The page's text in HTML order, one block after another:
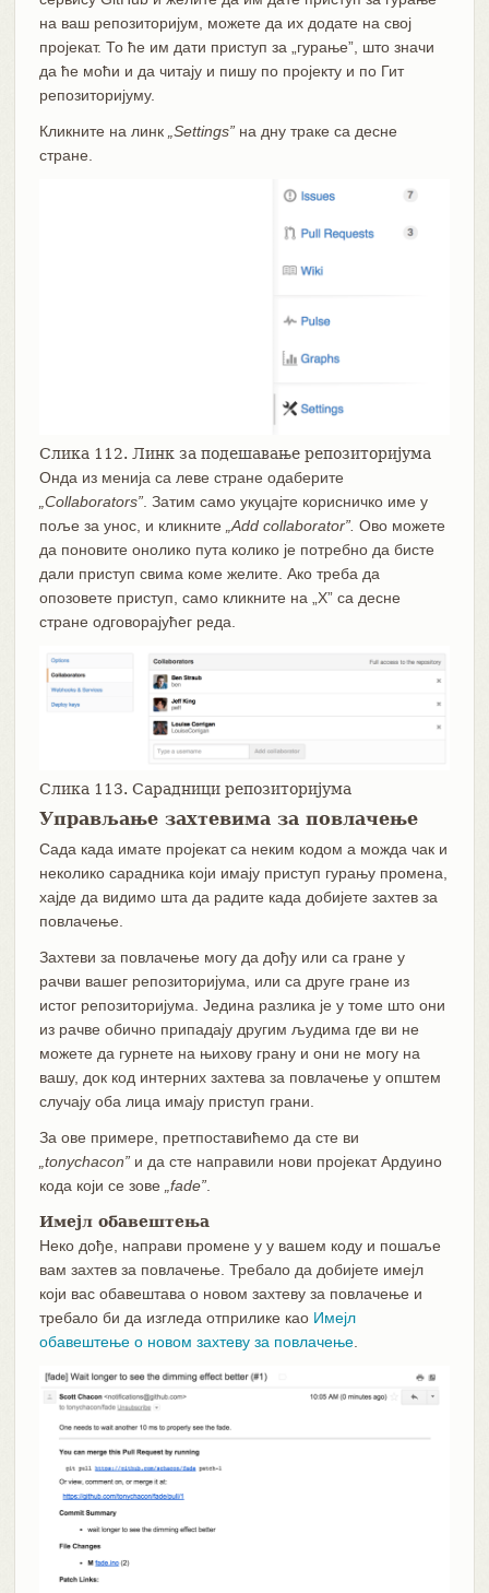
на ваш репозиторијум, можете да их додате на свој
пројекат. То ће им дати приступ за „гурање”, што значи
да ће моћи и да читају и пишу по пројекту и по Гит
репозиторијуму.
Кликните на линк „Settings”на дну траке са десне
стране.
Слика 112. Линк за подешавање репозиторијума
Онда из менија са леве стране одаберите
„Collaborators”. Затим само укуцајте корисничко име у
поље за унос, и кликните „Add collaborator”. Ово можете
да поновите онолико пута колико је потребно да бисте
дали приступ свима коме желите. Ако треба да
опозовете приступ, само кликните на „X” са десне
стране одговорајућег реда.
Слика 113. Сарадници репозиторијума
Управљање захтевима за повлачење
Сада када имате пројекат са неким кодом а можда чак и
неколико сарадника који имају приступ гурању промена,
хајде да видимо шта да радите када добијете захтев за
повлачење.
Захтеви за повлачење могу да дођу или са гране у
рачви вашег репозиторијума, или са друге гране из
истог репозиторијума. Једина разлика је у томе што они
из рачве обично припадају другим људима где ви не
можете да гурнете на њихову грану и они не могу на
вашу, док код интерних захтева за повлачење у општем
случају оба лица имају приступ грани.
За ове примере, претпоставићемо да сте ви
„tonychacon”и да сте направили нови пројекат Ардуино
кода који се зове „fade”.
Имејл обавештења
Неко дође, направи промене у у вашем коду и пошаље
вам захтев за повлачење. Требало да добијете имејл
који вас обавештава о новом захтеву за повлачење и
требало би да изгледа отприлике као Имејл
обавештење о новом захтеву за повлачење.